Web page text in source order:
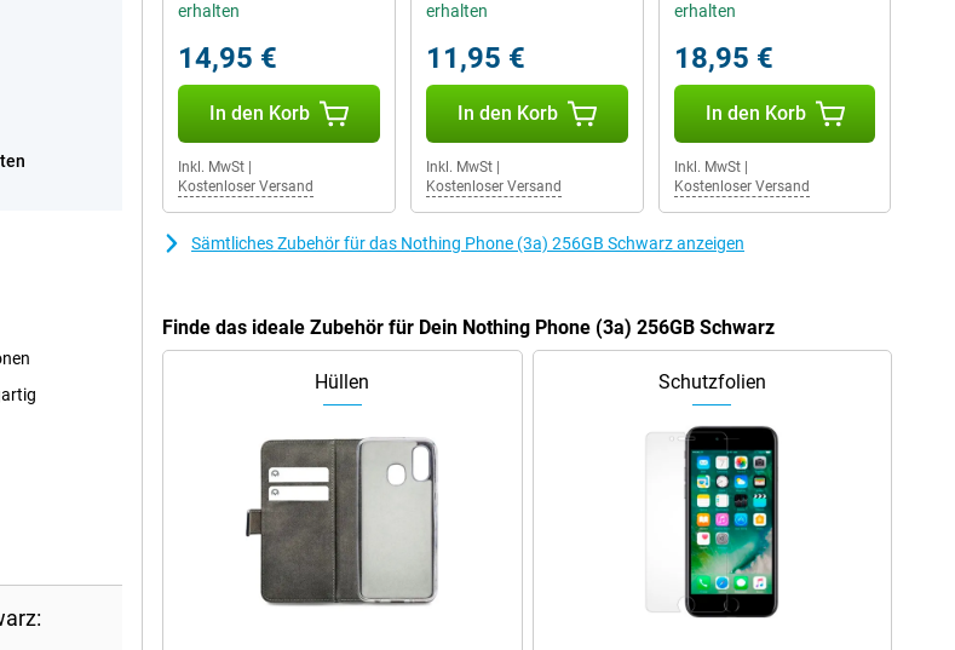
erhalten
14,95 €
In den Korb
Inkl. MwSt
Kostenloser Versand
erhalten
11,95 €
In den Korb
Inkl. MwSt|
Kostenloser Versand
erhalten
18,95 €
In den Korb
Inkl. MwSt|
Kostenloser Versand
Sämtliches Zubehör für das Nothing Phone (3a) 256GB Schwarz anzeigen
Finde das ideale Zubehör für Dein Nothing Phone (3a) 256GB Schwarz
Hüllen Schutzfolien